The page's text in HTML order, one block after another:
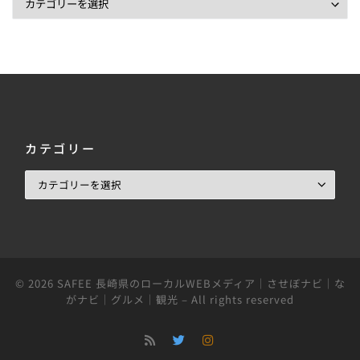
カテゴリー
© 2026 SAFEE 長崎県のローカルWEBメディア｜させぼナビ｜な
がナビ｜グルメ｜観光 – All rights reserved